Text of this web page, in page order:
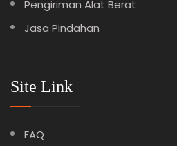
Pengiriman Alat Berat
Jasa Pindahan
Site Link
FAQ